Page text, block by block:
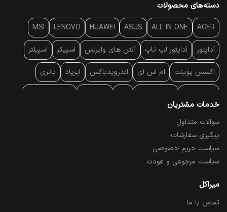
دسته‌های محصولات
ACER
ALL IN ONE
ASUS
HUAWEI
LENOVO
MSI
آداپتور آداپتور لپ تاپ آنتن‌ های وایرلس اسپیکر اسپیلتر
اکسس پوینت ام اس آی اندرویدباکس ایرپاد باتری
پایه سقفی
پرده نمایش
تبلت و موبایل تجهیزات پسیو شبکه
تلویزیون
درایو نوری
خدمات مشتریان
سوالات متداول
پیگیری سفارشات
سیاست حریم خصوصی
سیاست مرجوعی و عودت
میراکل
تماس با ما